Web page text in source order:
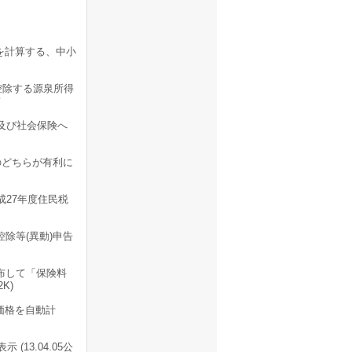
計算する、中小
する源泉所得
び社会保険へ
ちらが有利に
27年度住民税
除等(異動)申告
して「保険料
格を自動計
示 (13.04.05公